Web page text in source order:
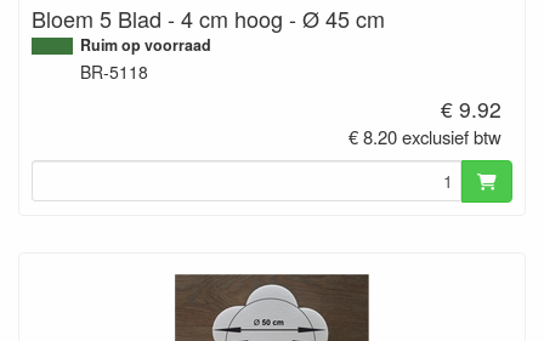
Bloem 5 Blad - 4 cm hoog - Ø 45 cm
Ruim op voorraad
BR-5118
€ 9.92
€ 8.20 exclusief btw